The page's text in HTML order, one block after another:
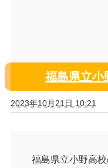
福島県立小
2023年10月21日 10:21
福島県立小野高校